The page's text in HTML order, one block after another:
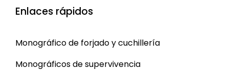
Enlaces rápidos
Monográfico de forjado y cuchillería
Monográficos de supervivencia